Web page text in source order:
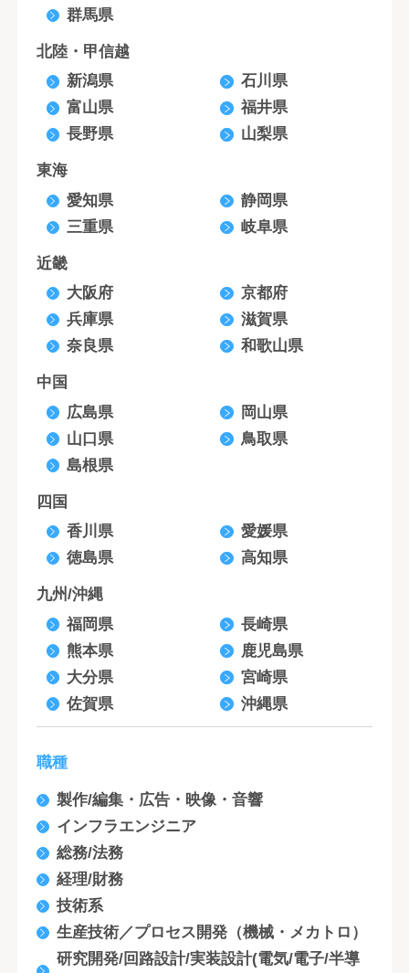
群馬県
北陸・甲信越
新潟県
石川県
富山県
福井県
長野県
山梨県
東海
愛知県
静岡県
三重県
岐阜県
近畿
大阪府
京都府
兵庫県
滋賀県
奈良県
和歌山県
中国
広島県
岡山県
山口県
鳥取県
島根県
四国
香川県
愛媛県
徳島県
高知県
九州/沖縄
福岡県
長崎県
熊本県
鹿児島県
大分県
宮崎県
佐賀県
沖縄県
職種
製作/編集・広告・映像・音響
インフラエンジニア
総務/法務
経理/財務
技術系
生産技術／プロセス開発（機械・メカトロ）
研究開発/回路設計/実装設計(電気/電子/半導